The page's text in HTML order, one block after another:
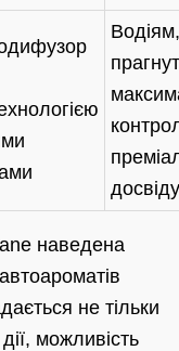
досвіду
наведена
не тільки
можливість